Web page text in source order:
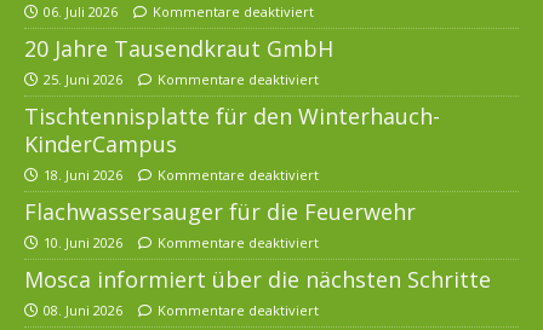
06. Juli 2026 Kommentare deaktiviert
20 Jahre Tausendkraut GmbH
25. Juni 2026 Kommentare deaktiviert
Tischtennisplatte für den Winterhauch-
KinderCampus
18. Juni 2026 Kommentare deaktiviert
Flachwassersauger für die Feuerwehr
10. Juni 2026 Kommentare deaktiviert
Mosca informiert über die nächsten Schritte
08. Juni 2026 Kommentare deaktiviert